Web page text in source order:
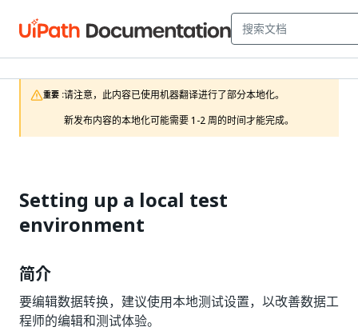
重要 :请注意，此内容已使用机器翻译进行了部分本地化。
新发布内容的本地化可能需要 1-2 周的时间才能完成。
Setting up a local test
environment
简介
要编辑数据转换，建议使用本地测试设置，以改善数据工
程师的编辑和测试体验。